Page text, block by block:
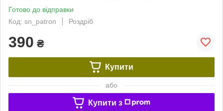
Готово до відправки
Код: sn_patron
Роздріб
390 ₴
Купити
або
Купити з